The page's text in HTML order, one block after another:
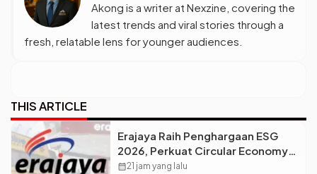
Akong is a writer at Nexzine, covering the
latest trends and viral stories through a
fresh, relatable lens for younger audiences.
THIS ARTICLE
Erajaya Raih Penghargaan ESG
2026, Perkuat Circular Economy
Lewat Pengelolaan Limbah
calendar_month21 jam yang lalu